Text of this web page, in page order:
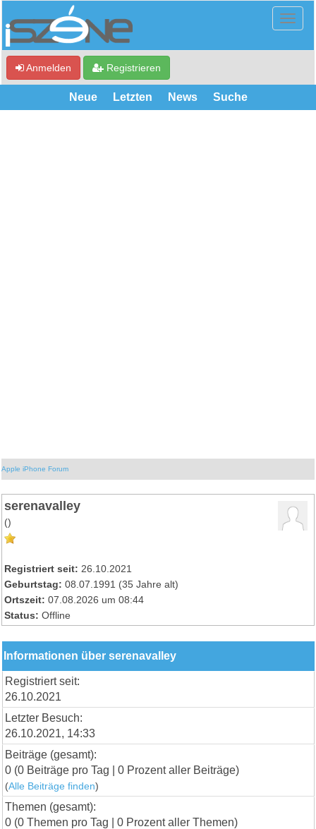
Anmelden Registrieren
Neue Letzten News Suche
Apple iPhone Forum
serenavalley
()
Registriert seit: 26.10.2021
Geburtstag: 08.07.1991 (35 Jahre alt)
Ortszeit: 07.08.2026 um 08:44
Status: Offline
Informationen über serenavalley
Registriert seit:
26.10.2021
Letzter Besuch:
26.10.2021, 14:33
Beiträge (gesamt):
0 (0 Beiträge pro Tag | 0 Prozent aller Beiträge)
(Alle Beiträge finden)
Themen (gesamt):
0 (0 Themen pro Tag | 0 Prozent aller Themen)